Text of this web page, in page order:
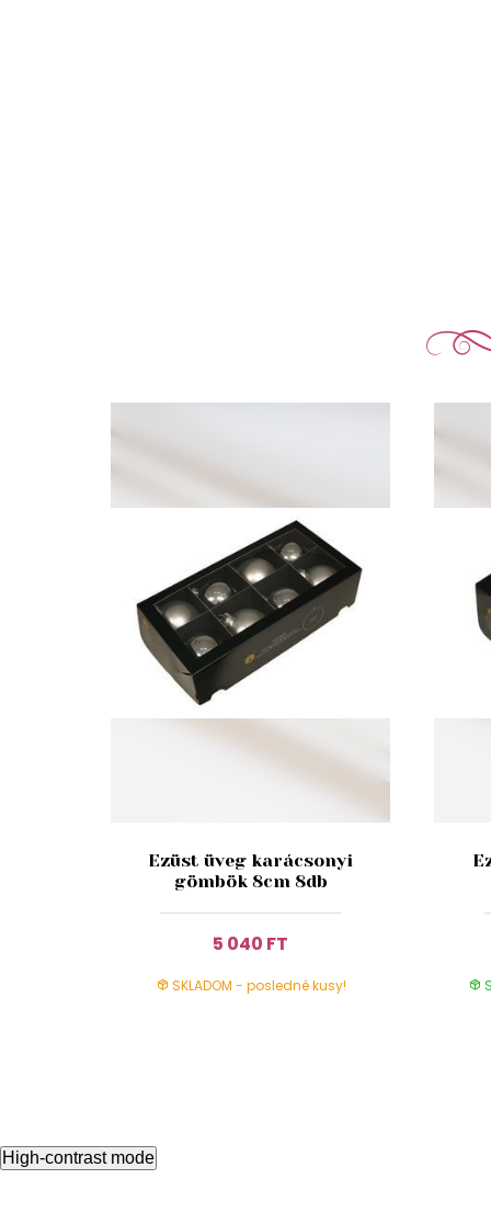
Ezüst üveg karácsonyi
gömbök 8cm 8db
5 040 FT
SKLADOM - posledné kusy!
High-contrast mode